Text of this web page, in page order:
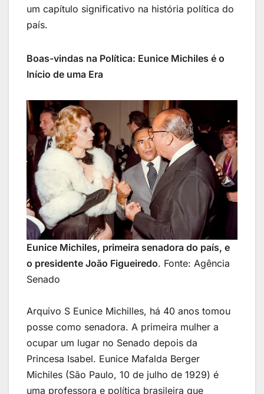
um capítulo significativo na história política do
país.
Boas-vindas na Política: Eunice Michiles é o
Início de uma Era
Eunice Michiles, primeira senadora do país, e
o presidente João Figueiredo. Fonte: Agência
Senado
Arquivo S Eunice Michilles, há 40 anos tomou
posse como senadora. A primeira mulher a
ocupar um lugar no Senado depois da
Princesa Isabel. Eunice Mafalda Berger
Michiles (São Paulo, 10 de julho de 1929) é
uma professora e política brasileira que